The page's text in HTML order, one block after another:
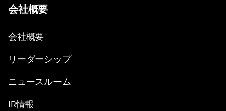
会社概要
会社概要
リーダーシップ
ニュースルーム
IR情報